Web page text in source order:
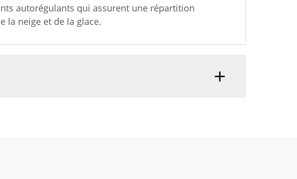
autorégulants qui assurent une répartition
la neige et de la glace.